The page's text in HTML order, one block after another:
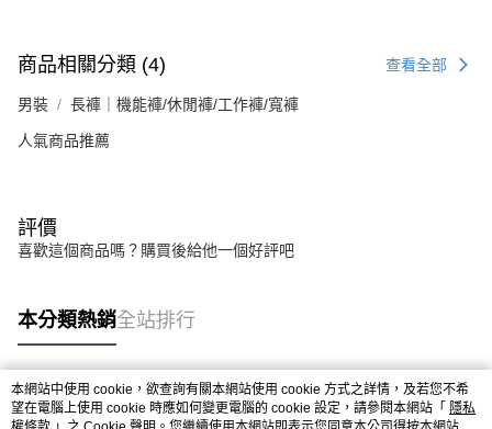
商品相關分類 (4) 查看全部
男裝 長褲｜機能褲/休閒褲/工作褲/寬褲
人氣商品推薦
評價
喜歡這個商品嗎？購買後給他一個好評吧
本分類熱銷全站排行
熱門標籤
本網站中使用 cookie，欲查詢有關本網站使用 cookie 方式之詳情，及若您不希
望在電腦上使用 cookie 時應如何變更電腦的 cookie 設定，請參閱本網站「 隱私